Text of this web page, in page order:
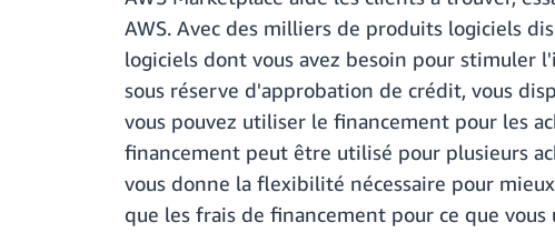
AWS. Avec des milliers de produits logiciels
logiciels dont vous avez besoin pour stimuler
sous réserve d'approbation de crédit, vous
vous pouvez utiliser le financement pour les
financement peut être utilisé pour plusieurs
vous donne la flexibilité nécessaire pour
que les frais de financement pour ce que vous